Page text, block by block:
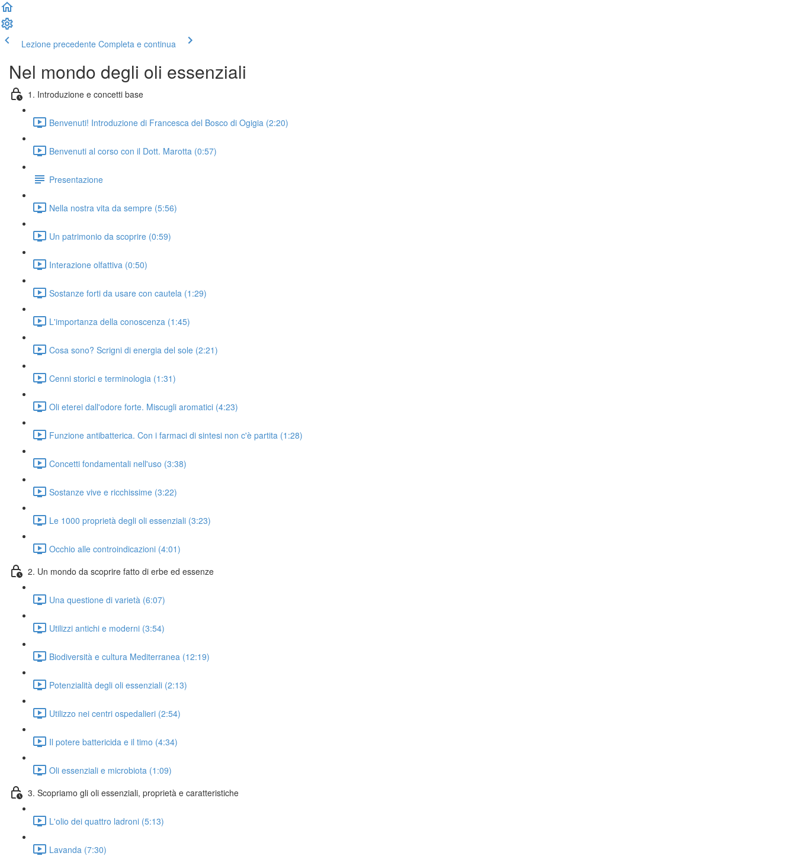
Lezione precedente Completa e continua
Nel mondo degli oli essenziali
1. Introduzione e concetti base
Benvenuti! Introduzione di Francesca del Bosco di Ogigia (2:20)
Benvenuti al corso con il Dott. Marotta (0:57)
Presentazione
Nella nostra vita da sempre (5:56)
Un patrimonio da scoprire (0:59)
Interazione olfattiva (0:50)
Sostanze forti da usare con cautela (1:29)
L'importanza della conoscenza (1:45)
Cosa sono? Scrigni di energia del sole (2:21)
Cenni storici e terminologia (1:31)
Oli eterei dall'odore forte. Miscugli aromatici (4:23)
Funzione antibatterica. Con i farmaci di sintesi non c'è partita (1:28)
Concetti fondamentali nell'uso (3:38)
Sostanze vive e ricchissime (3:22)
Le 1000 proprietà degli oli essenziali (3:23)
Occhio alle controindicazioni (4:01)
2. Un mondo da scoprire fatto di erbe ed essenze
Una questione di varietà (6:07)
Utilizzi antichi e moderni (3:54)
Biodiversità e cultura Mediterranea (12:19)
Potenzialità degli oli essenziali (2:13)
Utilizzo nei centri ospedalieri (2:54)
Il potere battericida e il timo (4:34)
Oli essenziali e microbiota (1:09)
3. Scopriamo gli oli essenziali, proprietà e caratteristiche
L'olio dei quattro ladroni (5:13)
Lavanda (7:30)